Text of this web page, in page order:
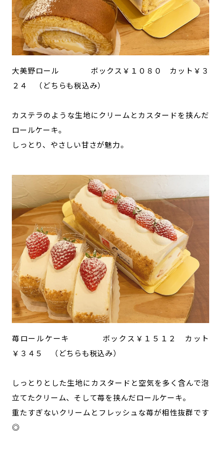
大美野ロール ボックス￥１０８０ カット￥３
２４ （どちらも税込み）
カステラのような生地にクリームとカスタードを挟んだ
ロールケーキ。
しっとり、やさしい甘さが魅力。
苺ロールケーキ ボックス￥１５１２ カット
￥３４５ （どちらも税込み）
しっとりとした生地にカスタードと空気を多く含んで泡
立てたクリーム、そして苺を挟んだロールケーキ。
重たすぎないクリームとフレッシュな苺が相性抜群です
◎